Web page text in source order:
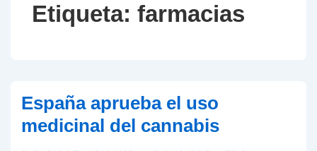
Etiqueta: farmacias
España aprueba el uso
medicinal del cannabis